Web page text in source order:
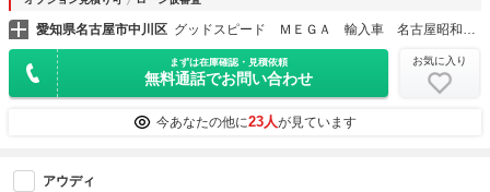
愛知県名古屋市中川区 グッドスピード ＭＥＧＡ 輸入車 名古屋昭和橋店
まずは在庫確認・見積依頼
無料通話でお問い合わせ
お気に入り
今あなたの他に23人が見ています
アウディ